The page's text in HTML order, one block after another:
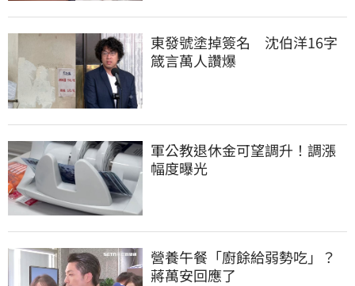
東發號塗掉簽名　沈伯洋16字
箴言萬人讚爆
軍公教退休金可望調升！調漲
幅度曝光
營養午餐「廚餘給弱勢吃」？
蔣萬安回應了